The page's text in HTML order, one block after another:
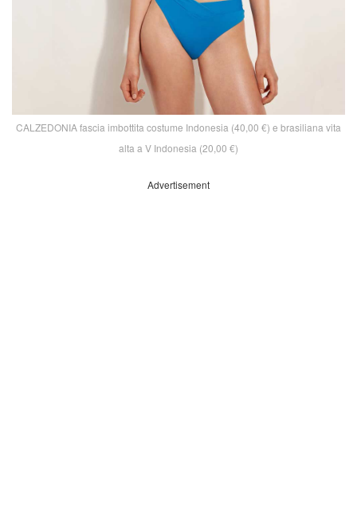
CALZEDONIA fascia imbottita costume Indonesia (40,00 €) e brasiliana vita
alta a V Indonesia (20,00 €)
Advertisement